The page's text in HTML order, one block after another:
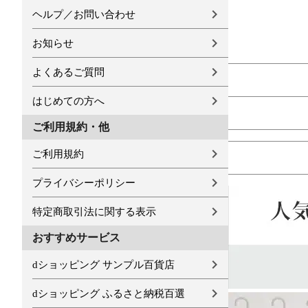
ヘルプ／お問い合わせ
お知らせ
よくあるご質問
はじめての方へ
ご利用規約・他
ご利用規約
プライバシーポリシー
特定商取引法に関する表示
おすすめサービス
dショッピング サンプル百貨店
dショッピング ふるさと納税百選